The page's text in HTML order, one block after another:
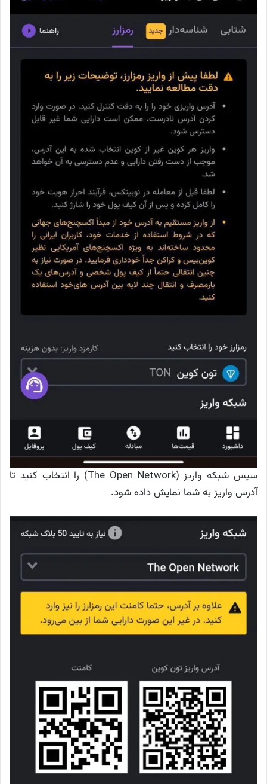
سپس شبکه واریز (The Open Network) را انتخاب کنید تا
آدرس واریز به شما نمایش داده شود.